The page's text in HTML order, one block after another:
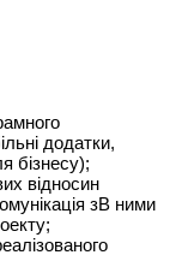
додатки,
бізнесу);
відносин
зВ ними